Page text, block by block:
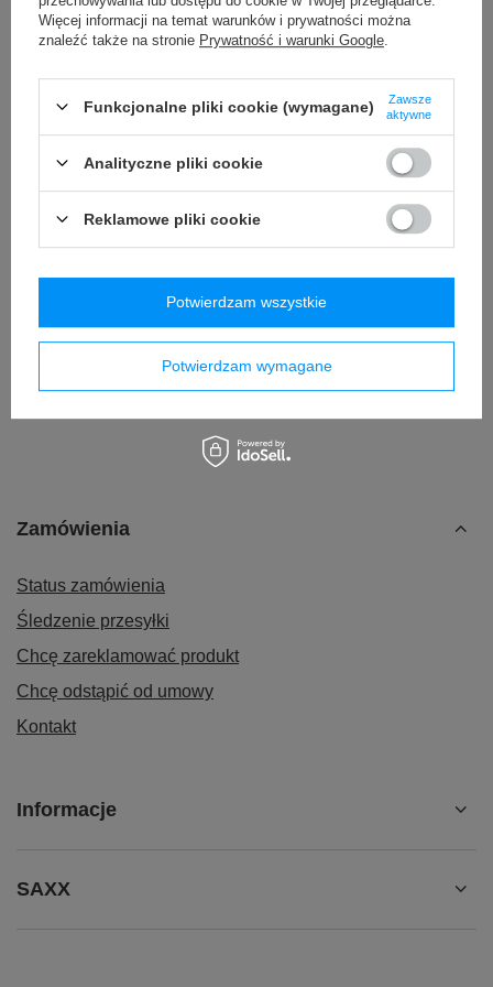
249,00 zł szt.
+ Dodaj do porównania
+ Dodaj do porównania
Zestaw startowy Aka Tori
Basic Osaka Pro (2 szt.)
+ Dodaj do porównania
Zestaw Trio Mistrza Aka Tori
Master Osaka Pro (3 szt.)
+ Dodaj do porównania
Zamówienia
Status zamówienia
Śledzenie przesyłki
Chcę zareklamować produkt
Chcę odstąpić od umowy
Kontakt
Informacje
SAXX
Więcej informacji na temat warunków i prywatności można
znaleźć także na stronie Prywatność i warunki Google
Funkcjonalne pliki cookie (wymagane)
Zawsze
aktywne
Analityczne pliki cookie
Reklamowe pliki cookie
Potwierdzam wymagane
Potwierdzam wszystkie